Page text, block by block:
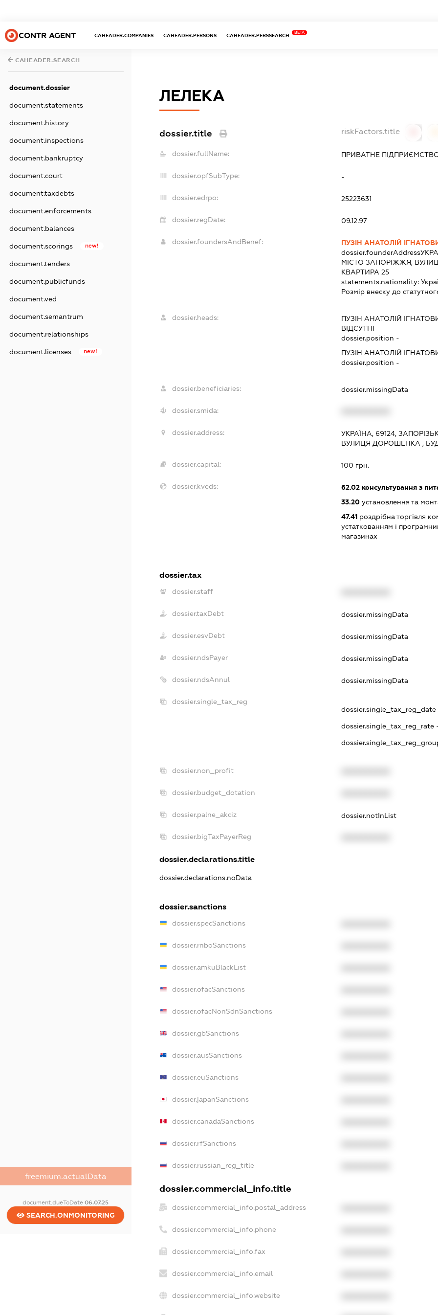
CONTR AGENT CAHEADER.COMPANIES CAHEADER.PERSONS CAHEADER.PERSSEARCH
BETA
CAHEADER.SEARCH
document.dossier
document.statements
document.history
document.inspections
document.bankruptcy
document.court
document.taxdebts
document.enforcements
document.balances
document.scorings new!
document.tenders
document.publicfunds
document.ved
document.semantrum
document.relationships
document.licenses new!
freemium.actualData
document.dueToDate06.07.25
SEARCH.ONMONITORING
ЛЕЛЕКА
dossier.title riskFactors.title
dossier.fullName: ПРИВАТНЕ
dossier.opfSubType: -
dossier.edrpo: 25223631
dossier.regDate: 09.12.97
dossier.foundersAndBenef:
ПУЗІН АНАТОЛІЙ
dossier.founderAddress
МІСТО ЗАПОРІЖЖЯ,
КВАРТИРА 25
statements.nationality:
Розмір внеску до
dossier.heads: ПУЗІН АНАТОЛІЙ
ВІДСУТНІ
dossier.position -
ПУЗІН АНАТОЛІЙ
dossier.position -
dossier.beneficiaries: dossier.missingData
dossier.smida:
dossier.address:
УКРАЇНА, 69124,
ВУЛИЦЯ ДОРОШЕНКА ,
dossier.capital: 100 грн.
dossier.kveds: 62.02консультування з
33.20установлення та
47.41роздрібна торгівля
устаткованням і
магазинах
dossier.tax
dossier.staff
dossier.taxDebt dossier.missingData
dossier.esvDebt dossier.missingData
dossier.ndsPayer dossier.missingData
dossier.ndsAnnul dossier.missingData
dossier.single_tax_reg
dossier.single_tax_reg_date -
dossier.single_tax_reg_rate
dossier.non_profit
dossier.budget_dotation
dossier.palne_akciz dossier.notInList
dossier.bigTaxPayerReg
dossier.declarations.title
dossier.declarations.noData
dossier.sanctions
dossier.specSanctions
dossier.rnboSanctions
dossier.amkuBlackList
dossier.ofacSanctions
dossier.ofacNonSdnSanctions
dossier.gbSanctions
dossier.ausSanctions
dossier.euSanctions
dossier.japanSanctions
dossier.canadaSanctions
dossier.rfSanctions
dossier.russian_reg_title
dossier.commercial_info.title
dossier.commercial_info.postal_address
dossier.commercial_info.phone
dossier.commercial_info.fax
dossier.commercial_info.email
dossier.commercial_info.website